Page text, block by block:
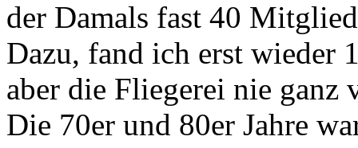
der Damals fast 40
Dazu, fand ich erst wieder
aber die Fliegerei nie ganz
Die 70er und 80er Jahre